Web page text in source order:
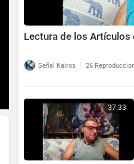
Lectura de los
Señal Kairos | 26
37:33